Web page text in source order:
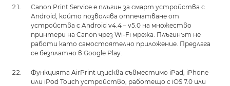
Canon Print Service е плъгин за смарт устройства с
Android, който позволява отпечатване от
устройства с Android v4.4 – v5.0 на множество
принтери на Canon чрез Wi-Fi мрежа. Плъгинът не
работи като самостоятелно приложение. Предлага
се безплатно в Google Play.
Функцията AirPrint изисква съвместимо iPad, iPhone
или iPod Touch устройство, работещо с iOS 7.0 или